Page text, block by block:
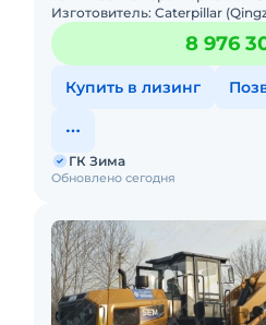
Изготовитель: Caterpillar
Грузоподъемность: 5000 кг;•
8 976
Купить в лизинг
Обновлено сегодня
ГК Зима